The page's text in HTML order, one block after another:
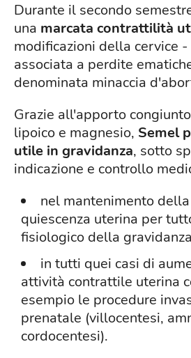
Durante il secondo
una marcata contrattilità
modificazioni della cervice -
associata a perdite
denominata minaccia
Grazie all'apporto
lipoico e magnesio, Semel
utile in gravidanza, sotto
indicazione e controllo
nel mantenimento
quiescenza uterina per
fisiologico della
in tutti quei casi di
attività contrattile uterina
esempio le procedure
prenatale (villocentesi,
cordocentesi).